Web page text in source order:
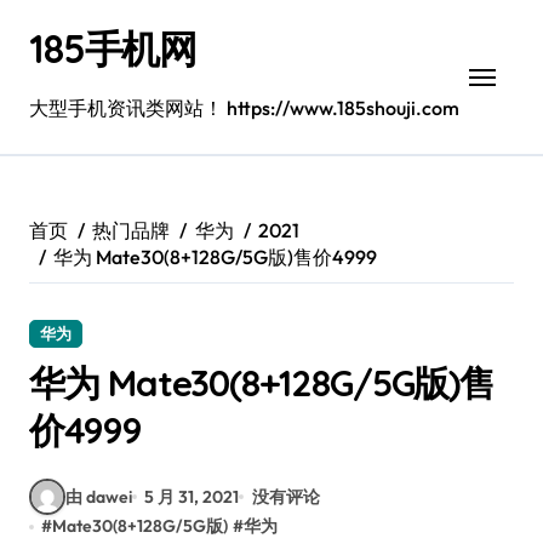
185手机网
大型手机资讯类网站！ https://www.185shouji.com
首页 热门品牌 华为
2021
华为 Mate30(8+128G/5G版)售价4999
华为
华为 Mate30(8+128G/5G版)售
价4999
由 dawei 5 月 31, 2021 没有评论
#Mate30(8+128G/5G版) #华为